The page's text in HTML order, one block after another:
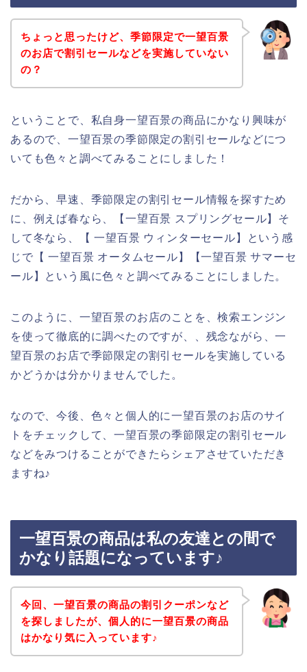
ちょっと思ったけど、季節限定で一望百景
のお店で割引セールなどを実施していない
の？
ということで、私自身一望百景の商品にかなり興味が
あるので、一望百景の季節限定の割引セールなどにつ
いても色々と調べてみることにしました！
だから、早速、季節限定の割引セール情報を探すため
に、例えば春なら、【一望百景 スプリングセール】そ
して冬なら、【 一望百景 ウィンターセール】という感
じで【 一望百景 オータムセール】【一望百景 サマーセ
ール】という風に色々と調べてみることにしました。
このように、一望百景のお店のことを、検索エンジン
を使って徹底的に調べたのですが、、残念ながら、一
望百景のお店で季節限定の割引セールを実施している
かどうかは分かりませんでした。
なので、今後、色々と個人的に一望百景のお店のサイ
トをチェックして、一望百景の季節限定の割引セール
などをみつけることができたらシェアさせていただき
ますね♪
一望百景の商品は私の友達との間で
かなり話題になっています♪
今回、一望百景の商品の割引クーポンなど
を探しましたが、個人的に一望百景の商品
はかなり気に入っています♪